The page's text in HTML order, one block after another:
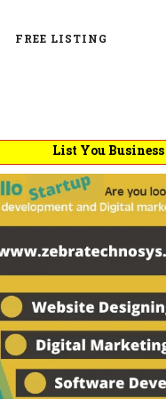
FREE LISTING
List You Business